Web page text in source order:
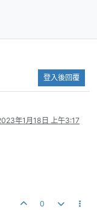
登入後回覆
年1月18日 上午3:17
0